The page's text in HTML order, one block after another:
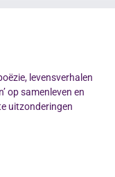
levensverhalen
op samenleven en
uitzonderingen